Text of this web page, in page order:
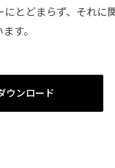
とどまらず、それに
す。
ウンロード